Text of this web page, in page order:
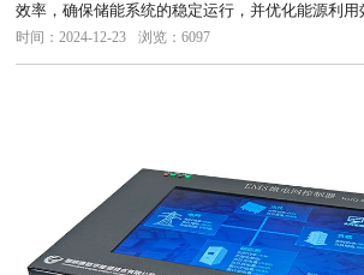
效率，确保储能系统的稳定运行，并优化能源利
化的硬件与高度兼容的软件设计，在硬件层面，具
时间：2024-12-23 浏览：6097